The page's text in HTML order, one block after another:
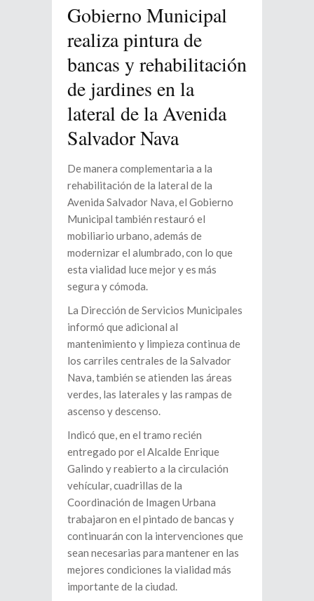
Gobierno Municipal
realiza pintura de
bancas y rehabilitación
de jardines en la
lateral de la Avenida
Salvador Nava
De manera complementaria a la
rehabilitación de la lateral de la
Avenida Salvador Nava, el Gobierno
Municipal también restauró el
mobiliario urbano, además de
modernizar el alumbrado, con lo que
esta vialidad luce mejor y es más
segura y cómoda.
La Dirección de Servicios Municipales
informó que adicional al
mantenimiento y limpieza continua de
los carriles centrales de la Salvador
Nava, también se atienden las áreas
verdes, las laterales y las rampas de
ascenso y descenso.
Indicó que, en el tramo recién
entregado por el Alcalde Enrique
Galindo y reabierto a la circulación
vehícular, cuadrillas de la
Coordinación de Imagen Urbana
trabajaron en el pintado de bancas y
continuarán con la intervenciones que
sean necesarias para mantener en las
mejores condiciones la vialidad más
importante de la ciudad.